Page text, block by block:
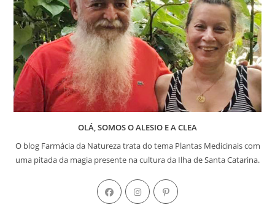
OLÁ, SOMOS O ALESIO E A CLEA
O blog Farmácia da Natureza trata do tema Plantas Medicinais com
uma pitada da magia presente na cultura da Ilha de Santa Catarina.
Abre
em
Abre
em
Abre